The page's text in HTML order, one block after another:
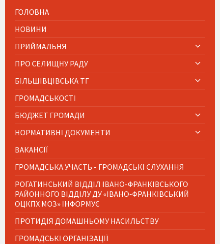
ГОЛОВНА
НОВИНИ
ПРИЙМАЛЬНЯ
ПРО СЕЛИЩНУ РАДУ
БІЛЬШІВЦІВСЬКА ТГ
ГРОМАДСЬКОСТІ
БЮДЖЕТ ГРОМАДИ
НОРМАТИВНІ ДОКУМЕНТИ
ВАКАНСІЇ
ГРОМАДСЬКА УЧАСТЬ - ГРОМАДСЬКІ СЛУХАННЯ
РОГАТИНСЬКИЙ ВІДДІЛ ІВАНО-ФРАНКІВСЬКОГО
РАЙОННОГО ВІДДІЛУ ДУ «ІВАНО-ФРАНКІВСЬКИЙ
ОЦКПХ МОЗ» ІНФОРМУЄ
ПРОТИДІЯ ДОМАШНЬОМУ НАСИЛЬСТВУ
ГРОМАДСЬКІ ОРГАНІЗАЦІЇ